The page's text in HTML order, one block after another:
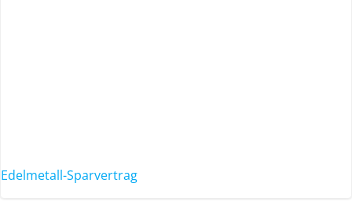
Edelmetall-Sparvertrag